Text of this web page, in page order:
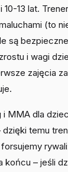
13 lat.
(to
są
i wagi
zajęcia
MMA dla
dzięki temu
końcu – jeśli